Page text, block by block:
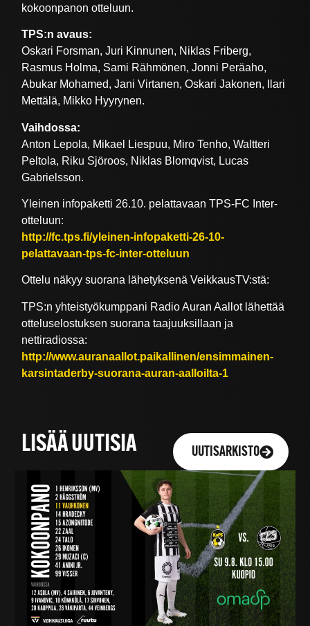
kokoonpanon otteluun.
TPS:n avaus:
Oskari Forsman, Juri Kinnunen, Niklas Friberg,
Rasmus Holma, Sami Rähmönen, Jonni Peräaho,
Abukar Mohamed, Jani Virtanen, Oskari Jakonen, Ilari
Mettälä, Mikko Hyyrynen.
Vaihdossa:
Anton Lepola, Mikael Liespuu, Miro Tenho, Waltteri
Peltola, Riku Sjöroos, Niklas Blomqvist, Lucas
Gabrielsson.
Yleinen infopaketti 26.10. pelattavaan TPS-FC Inter-
otteluun:
http://fc.tps.fi/yleinen-infopaketti-26-10-
pelattavaan-tps-fc-inter-otteluun
Ottelu näkyy suorana lähetyksenä VeikkausTV:stä:
TPS:n yhteistyökumppani Radio Auran Aallot lähettää
otteluselostuksen suorana taajuuksillaan ja
nettiradiossa:
http://www.auranaallot.paikallinen/ensimmainen-
karsintaderby-suorana-auran-aalloilta-1
LISÄÄ UUTISIA UUTISARKISTO